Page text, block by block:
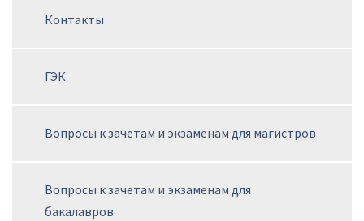
Контакты
ГЭК
Вопросы к зачетам и экзаменам для магистров
Вопросы к зачетам и экзаменам для
бакалавров